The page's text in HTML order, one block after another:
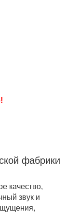
фабрики
качество,
звук и